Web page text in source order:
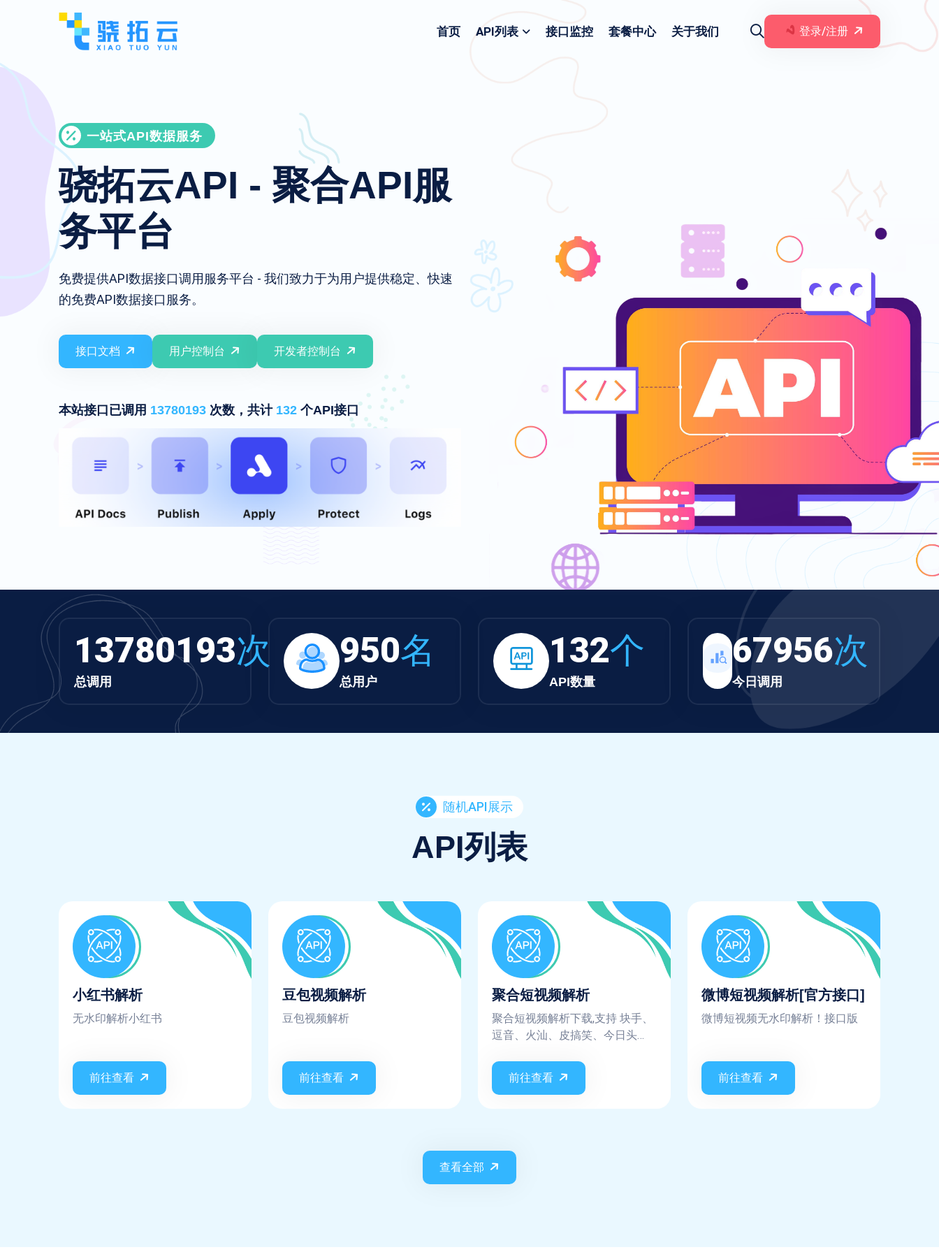
首页 API列表 接口监控 套餐中心 关于我们 登录/注册
一站式API数据服务
骁拓云API - 聚合API服
务平台
免费提供API数据接口调用服务平台 - 我们致力于为用户提供稳定、快速
的免费API数据接口服务。
接口文档 用户控制台 开发者控制台
本站接口已调用 13780193 次数，共计 132 个API接口
13780193次
总调用
950名
总用户
132个
API数量
67956次
今日调用
随机API展示
API列表
小红书解析
无水印解析小红书
前往查看
豆包视频解析
豆包视频解析
前往查看
聚合短视频解析
聚合短视频解析下载,支持 块手、
逗音、火汕、皮搞笑、今日头
秀、趣多拍、微视、美拍、网易
云、陌陌、映客、迅雷、阳光宽
频、轻视频、UC大鱼号...短视频
平台, 不保证实时都支持这些平
台，平台更新规则则需要等待更
前往查看
微博短视频解析[官方接口]
微博短视频无水印解析！接口版
前往查看
查看全部